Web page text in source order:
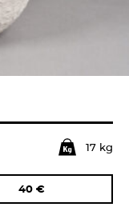
17 kg
40 €